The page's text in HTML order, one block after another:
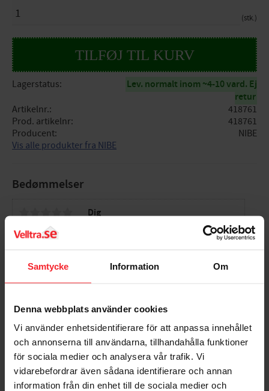
Samtycke Information Om
Denna webbplats använder cookies
Vi använder enhetsidentifierare för att anpassa innehållet
och annonserna till användarna, tillhandahålla funktioner
för sociala medier och analysera vår trafik. Vi
vidarebefordrar även sådana identifierare och annan
information från din enhet till de sociala medier och
stk.
Lagerstatus
Lev. normalt inom ~4-10 vard. Ej
retur
Artikelnr.
418761
Prod. artikelnr
418761
Producent
NIBE
Vis alle produkter fra NIBE
Bedømmelser
Dig
Bliv den første, der giver en bedømmelse.